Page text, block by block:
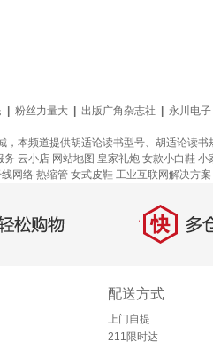
粉丝力量大 出版广角杂志社 永川电子
本频道提供胡适论读书型号、胡适论读
务 云小店 网站地图 皇家礼炮 女款小白鞋 小
网络 热缩管 女式皮鞋 工业互联网解决方案
购物 快 多仓
配送方式
上门自提
211限时达